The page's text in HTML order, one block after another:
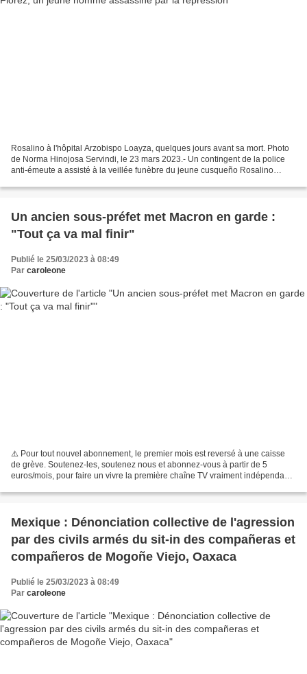
Rosalino à l'hôpital Arzobispo Loayza, quelques jours avant sa mort. Photo
de Norma Hinojosa Servindi, le 23 mars 2023.- Un contingent de la police
anti-émeute a assisté à la veillée funèbre du jeune cusqueño Rosalino
Un ancien sous-préfet met Macron en garde :
"Tout ça va mal finir"
Publié le 25/03/2023 à 08:49
Par caroleone
⚠️ Pour tout nouvel abonnement, le premier mois est reversé à une caisse
de grève. Soutenez-les, soutenez nous et abonnez-vous à partir de 5
euros/mois, pour faire un vivre la première chaîne TV vraiment indépendante
Mexique : Dénonciation collective de l'agression
par des civils armés du sit-in des compañeras et
compañeros de Mogoñe Viejo, Oaxaca
Publié le 25/03/2023 à 08:49
Par caroleone